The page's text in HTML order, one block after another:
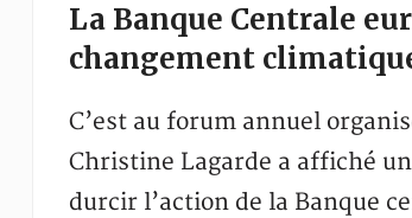
La Banque Centrale
changement
C’est au forum annuel
Christine Lagarde a affiché
durcir l’action de la Banque